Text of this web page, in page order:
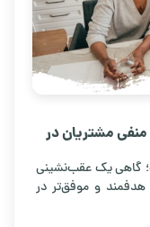
منفی مشتریان در
گاهی یک عقب‌نشینی
هدفمند و موفق‌تر در